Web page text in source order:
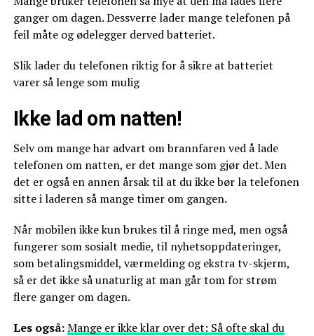
ganger om dagen. Dessverre lader mange telefonen på
feil måte og ødelegger derved batteriet.
Slik lader du telefonen riktig for å sikre at batteriet
varer så lenge som mulig
Ikke lad om natten!
Selv om mange har advart om brannfaren ved å lade
telefonen om natten, er det mange som gjør det. Men
det er også en annen årsak til at du ikke bør la telefonen
sitte i laderen så mange timer om gangen.
Når mobilen ikke kun brukes til å ringe med, men også
fungerer som sosialt medie, til nyhetsoppdateringer,
som betalingsmiddel, værmelding og ekstra tv-skjerm,
så er det ikke så unaturlig at man går tom for strøm
flere ganger om dagen.
Les også:Mange er ikke klar over det: Så ofte skal du